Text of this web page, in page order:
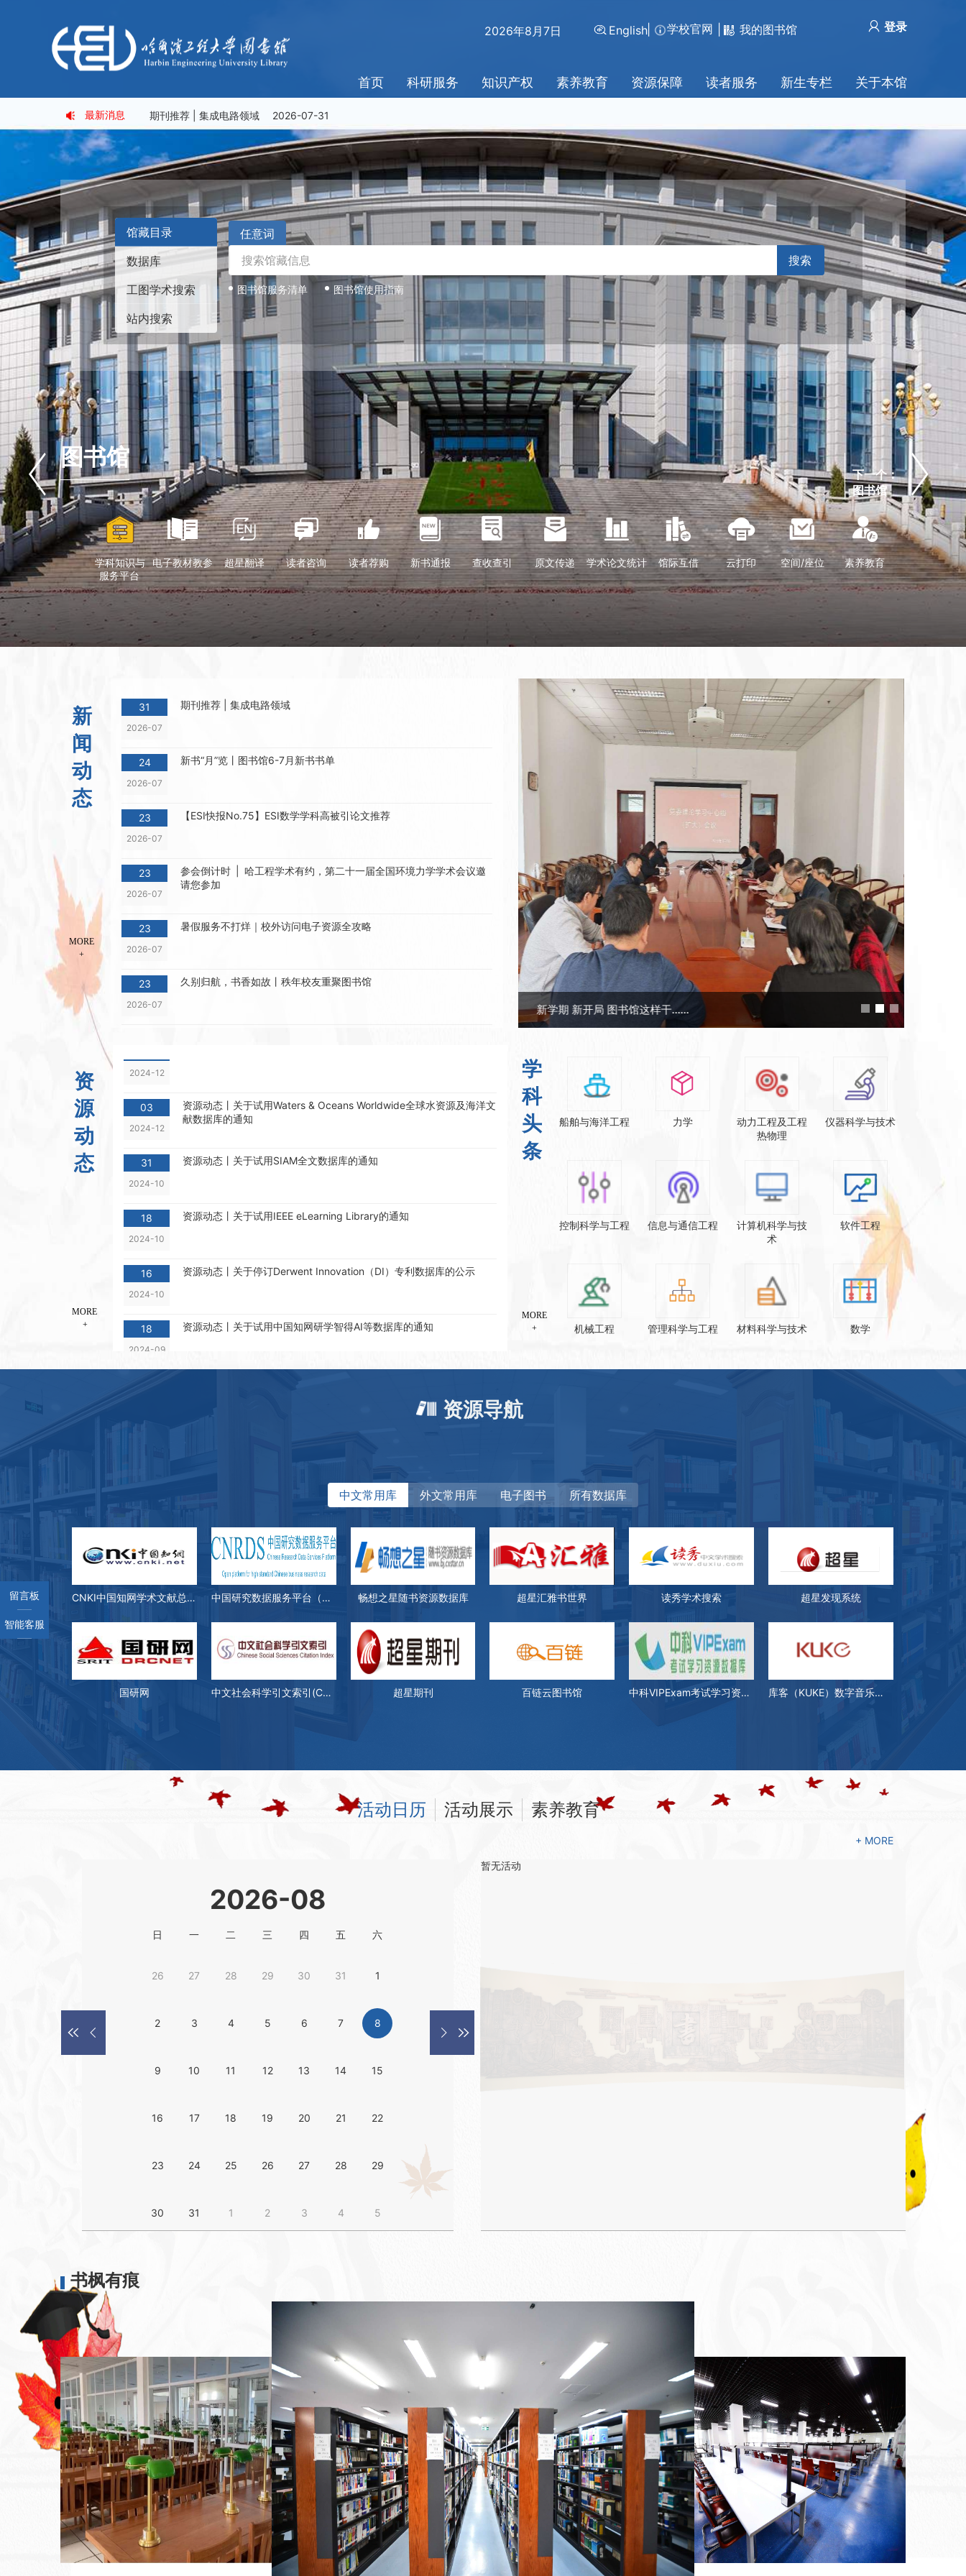
2026年8月7日 我的图书馆
学校官网
English| 登录
首页 科研服务 知识产权 素养教育 资源保障 读者服务 新生专栏 关于本馆
下一个：
图书馆
图书馆
最新消息 新书“月”览丨图书馆6-7月新书书单
2026-07-24
【ESI快报No.75】ESI数学学科高被引论文推荐
2026-07-23
参会倒计时 | 哈工程学术有约，第二十一届全国环境力学学术会议邀请您参加
2026-07-23
暑假服务不打烊｜校外访问电子资源全攻略
2026-07-23
期刊推荐 | 集成电路领域
2026-07-31
馆藏目录
数据库
工图学术搜索
站内搜索
任意词
搜索
图书馆服务清单 图书馆使用指南
服务平台
学科知识与 电子教材教参 超星翻译 读者咨询 读者荐购 新书通报 查收查引 原文传递 学术论文统计 馆际互借 云打印 空间/座位 素养教育
留言板
智能客服
新
闻
动
态
MORE
+
31
2026-07
期刊推荐 | 集成电路领域
24
2026-07
新书“月”览丨图书馆6-7月新书书单
23
2026-07
【ESI快报No.75】ESI数学学科高被引论文推荐
23
2026-07
参会倒计时 | 哈工程学术有约，第二十一届全国环境力学学术会议邀
请您参加
23
2026-07
暑假服务不打烊｜校外访问电子资源全攻略
23
2026-07
久别归航，书香如故丨秩年校友重聚图书馆
2026-07
2026-07
员会会议
2026-07
2026-07
2026-07
2026-07
08 阅活一览丨古建三大彩画技艺研究与本校建筑彩绘解读分享会成功举办
2026-07
2026-07
书香寄初心 校友助育人｜首位响应校友捐书倡议校友返校捐赠图书
06
参会倒计时 | 2026年中国工程热物理学会热机气动热力学和流体机械
学术会议邀请您参加
03
关于举办“2026年大学生‘AI+信息素养’大赛哈尔滨工程大学选拔赛”的
通知
牢记初心 勇担使命 | 学校4个基层党组织联合组织收看并热议习近平总
校党委书记宋迎东新学期检查指导图书馆工作 新学期 新开局 图书馆这样干......
学
科
头
条
MORE
+
资
源
动
态
MORE
+
2025-05
2025-04
2025-04
2025-03
03
31 资源动态丨关于试用SIAM全文数据库的通知
18
16
18
21
2024-06
2024-05
资源动态丨关于试用“CIDP制造业数字资源平台”的通知
2024-04
资源动态丨关于试用Nature五种子刊的通知
18
2024-04
资源动态丨超星（汇雅）图书—科幻文学经典文库上线了！
11
2024-04
资源动态丨关于试用Artlib世界艺术鉴赏库的通知
资源动态丨泛研全球科研项目数据库开通试用了！
资源动态丨关于试用国防工业出版社数字图书馆的通知
2023-11
资源动态丨E-Academic（易学术）外文学术资源库开通试用了！
小图动态丨关于停订Emerald等数据库的通知
资源动态丨超星（汇雅）图书—中国名著经典文库
16 小图动态丨2023年书香校园电子书展开幕了！
2023-06
2025-05
资源动态 | 关于停订ASME等数据库的通知
30
2025-04
资源动态丨关于试用威科先行法律信息库的通知
25
2025-04
资源动态丨关于试用掌阅精选数字图书馆的通知
12
资源动态丨关于试用《Nature Reviews Chemistry》和《Nature
2024-04
2024-04
资源动态丨关于试用Artlib世界艺术鉴赏库的通知
22
2024-03
资源动态丨AI赋能图书馆科技文献服务——星火科研助手开通了！
2024-03
资源动态丨泛研全球科研项目数据库开通试用了！
29
2023-12
资源动态丨PNAS美国科学院院报开通试用了！
14
2023-12
资源动态丨关于试用国防工业出版社数字图书馆的通知
30
2023-11
资源动态丨英国机械工程师协会(IMechE)现刊数据库开通试用了！
20
2023-11
资源动态丨E-Academic（易学术）外文学术资源库开通试用了！
15
2023-11
小图动态丨关于停订Emerald等数据库的通知
10
2023-11
资源动态丨超星（汇雅）图书—中国名著经典文库
08
2023-11
小图动态丨智慧芽专利数据库升级了！
2023-10
小图动态丨2023年书香校园电子书展开幕了！
2023-06
2023-06
船舶与海洋工程 力学
动力工程及工程
热物理
仪器科学与技术
控制科学与工程 信息与通信工程
计算机科学与技
术
软件工程
机械工程 管理科学与工程 材料科学与技术 数学
资源导航
所有数据库
中文常用库 外文常用库 电子图书 所有数据库
CNKI中国知网学术文献总库 中国研究数据服务平台（CNRDS） 畅想之星随书资源数据库 超星汇雅书世界 读秀学术搜索 超星发现系统
国研网 中文社会科学引文索引(CSSCI) 超星期刊 百链云图书馆 中科VIPExam考试学习资源数据库(网络） 库客（KUKE）数字音乐图书馆
活动日历 活动展示 素养教育
+ MORE
2026-08
日 一 二 三 四 五 六
26 27 28 29 30 31 1
2 3 4 5 6 7 8
9 10 11 12 13 14 15
16 17 18 19 20 21 22
23 24 25 26 27 28 29
30 31 1 2 3 4 5
暂无活动
书枫有痕